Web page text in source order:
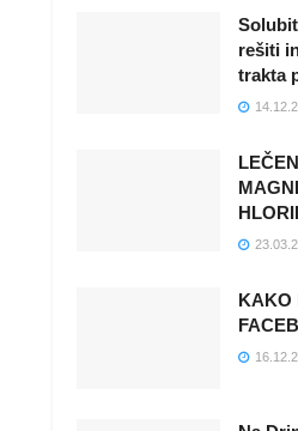
rešiti
trakta
KAKO